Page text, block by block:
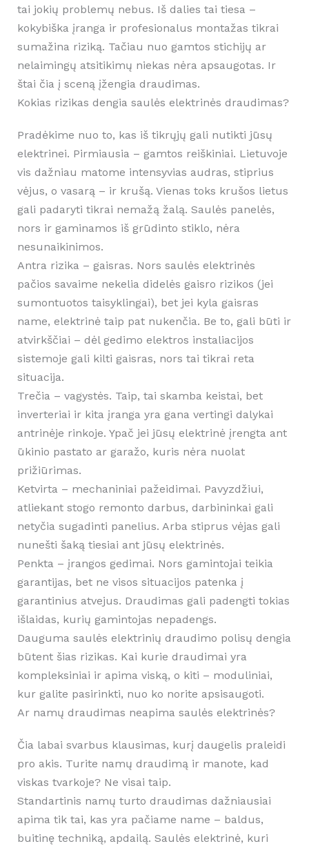
tai jokių problemų nebus. Iš dalies tai tiesa –
kokybiška įranga ir profesionalus montažas tikrai
sumažina riziką. Tačiau nuo gamtos stichijų ar
nelaimingų atsitikimų niekas nėra apsaugotas. Ir
štai čia į sceną įžengia draudimas.
Kokias rizikas dengia saulės elektrinės draudimas?
Pradėkime nuo to, kas iš tikrųjų gali nutikti jūsų
elektrinei. Pirmiausia – gamtos reiškiniai. Lietuvoje
vis dažniau matome intensyvias audras, stiprius
vėjus, o vasarą – ir krušą. Vienas toks krušos lietus
gali padaryti tikrai nemažą žalą. Saulės panelės,
nors ir gaminamos iš grūdinto stiklo, nėra
nesunaikinimos.
Antra rizika – gaisras. Nors saulės elektrinės
pačios savaime nekelia didelės gaisro rizikos (jei
sumontuotos taisyklingai), bet jei kyla gaisras
name, elektrinė taip pat nukenčia. Be to, gali būti ir
atvirkščiai – dėl gedimo elektros instaliacijos
sistemoje gali kilti gaisras, nors tai tikrai reta
situacija.
Trečia – vagystės. Taip, tai skamba keistai, bet
inverteriai ir kita įranga yra gana vertingi dalykai
antrinėje rinkoje. Ypač jei jūsų elektrinė įrengta ant
ūkinio pastato ar garažo, kuris nėra nuolat
prižiūrimas.
Ketvirta – mechaniniai pažeidimai. Pavyzdžiui,
atliekant stogo remonto darbus, darbininkai gali
netyčia sugadinti panelius. Arba stiprus vėjas gali
nunešti šaką tiesiai ant jūsų elektrinės.
Penkta – įrangos gedimai. Nors gamintojai teikia
garantijas, bet ne visos situacijos patenka į
garantinius atvejus. Draudimas gali padengti tokias
išlaidas, kurių gamintojas nepadengs.
Dauguma saulės elektrinių draudimo polisų dengia
būtent šias rizikas. Kai kurie draudimai yra
kompleksiniai ir apima viską, o kiti – moduliniai,
kur galite pasirinkti, nuo ko norite apsisaugoti.
Ar namų draudimas neapima saulės elektrinės?
Čia labai svarbus klausimas, kurį daugelis praleidi
pro akis. Turite namų draudimą ir manote, kad
viskas tvarkoje? Ne visai taip.
Standartinis namų turto draudimas dažniausiai
apima tik tai, kas yra pačiame name – baldus,
buitinę techniką, apdailą. Saulės elektrinė, kuri